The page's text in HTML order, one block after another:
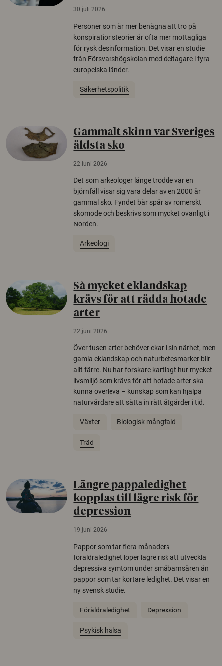
30 juli 2026
Personer som är mer benägna att tro på
konspirationsteorier är ofta mer mottagliga
för rysk desinformation. Det visar en studie
från Försvarshögskolan med deltagare i fyra
europeiska länder.
Säkerhetspolitik
Gammalt skinn var Sveriges
äldsta sko
22 juni 2026
Det som arkeologer länge trodde var en
björnfäll visar sig vara delar av en 2000 år
gammal sko. Fyndet bär spår av romerskt
skomode och beskrivs som mycket ovanligt i
Norden.
Arkeologi
Så mycket eklandskap
krävs för att rädda hotade
arter
22 juni 2026
Över tusen arter behöver ekar i sin närhet, men
gamla eklandskap och naturbetesmarker blir
allt färre. Nu har forskare kartlagt hur mycket
livsmiljö som krävs för att hotade arter ska
kunna överleva – kunskap som kan hjälpa
naturvårdare att sätta in rätt åtgärder i tid.
Växter Biologisk mångfald
Träd
Längre pappaledighet
kopplas till lägre risk för
depression
19 juni 2026
Pappor som tar flera månaders
föräldraledighet löper lägre risk att utveckla
depressiva symtom under småbarnsåren än
pappor som tar kortare ledighet. Det visar en
ny svensk studie.
Föräldraledighet Depression
Psykisk hälsa